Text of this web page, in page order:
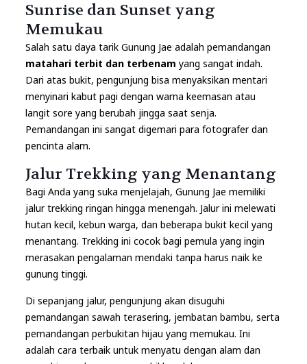
Sunrise dan Sunset yang
Memukau
Salah satu daya tarik Gunung Jae adalah pemandangan
matahari terbit dan terbenam yang sangat indah.
Dari atas bukit, pengunjung bisa menyaksikan mentari
menyinari kabut pagi dengan warna keemasan atau
langit sore yang berubah jingga saat senja.
Pemandangan ini sangat digemari para fotografer dan
pencinta alam.
Jalur Trekking yang Menantang
Bagi Anda yang suka menjelajah, Gunung Jae memiliki
jalur trekking ringan hingga menengah. Jalur ini melewati
hutan kecil, kebun warga, dan beberapa bukit kecil yang
menantang. Trekking ini cocok bagi pemula yang ingin
merasakan pengalaman mendaki tanpa harus naik ke
gunung tinggi.
Di sepanjang jalur, pengunjung akan disuguhi
pemandangan sawah terasering, jembatan bambu, serta
pemandangan perbukitan hijau yang memukau. Ini
adalah cara terbaik untuk menyatu dengan alam dan